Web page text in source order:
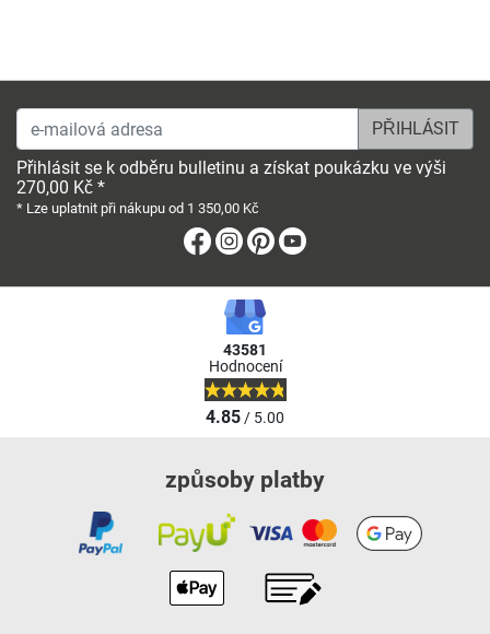
e-mailová adresa
Přihlásit se k odběru bulletinu a získat poukázku ve výši
270,00 Kč *
* Lze uplatnit při nákupu od 1 350,00 Kč
Facebook
Instagram
Pinterest
43581
Hodnocení
4.85/ 5.00
způsoby platby